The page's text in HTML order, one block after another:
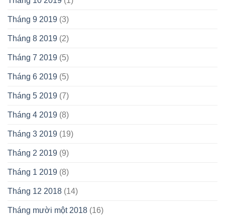
Tháng 9 2019 (3)
Tháng 8 2019 (2)
Tháng 7 2019 (5)
Tháng 6 2019 (5)
Tháng 5 2019 (7)
Tháng 4 2019 (8)
Tháng 3 2019 (19)
Tháng 2 2019 (9)
Tháng 1 2019 (8)
Tháng 12 2018 (14)
Tháng mười một 2018 (16)